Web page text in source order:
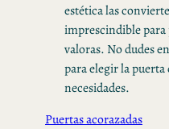
estética las
imprescindible para
valoras. No dudes
para elegir la puerta
necesidades.
Puertas acorazadas